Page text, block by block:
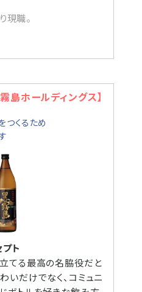
現職。
島ホールディングス】
つくるため
ト
てる最高の名脇役だと
いだけでなく、コミュニ